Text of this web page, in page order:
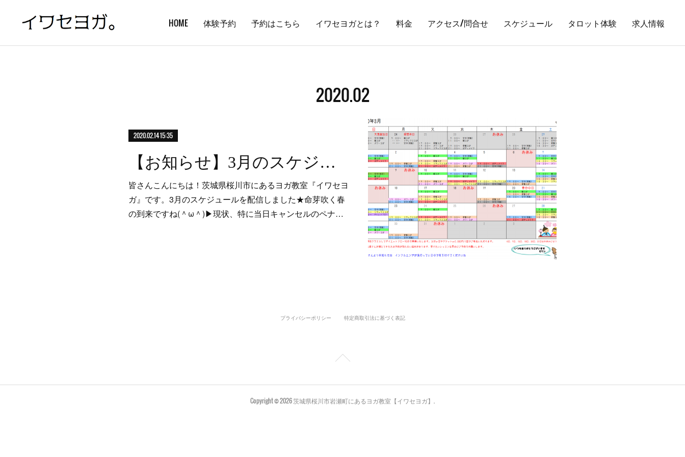
HOME 体験予約 予約はこちら イワセヨガとは？ 料金 アクセス/問合せ スケジュール タロット体験 求人情報
2020.02
2020.02.14 15:35
【お知らせ】3月のスケジュール
皆さんこんにちは！茨城県桜川市にあるヨガ教室『イワセヨ
ガ』です。3月のスケジュールを配信しました★命芽吹く春
の到来ですね(＾ω＾)▶現状、特に当日キャンセルのペナ…
プライバシーポリシー 特定商取引法に基づく表記
Copyright ©2026茨城県桜川市岩瀬町にあるヨガ教室【イワセヨガ】 .